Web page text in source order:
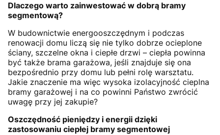
Dlaczego warto zainwestować w dobrą bramy
segmentową?
W budownictwie energooszczędnym i podczas
renowacji domu liczą się nie tylko dobrze ocieplone
ściany, szczelne okna i ciepłe drzwi – ciepła powinna
być także brama garażowa, jeśli znajduje się ona
bezpośrednio przy domu lub pełni rolę warsztatu.
Jakie znaczenie ma więc wysoka izolacyjność cieplna
bramy garażowej i na co powinni Państwo zwrócić
uwagę przy jej zakupie?
Oszczędność pieniędzy i energii dzięki
zastosowaniu ciepłej bramy segmentowej